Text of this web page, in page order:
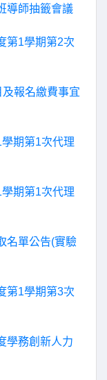
導師抽籤會議
第1學期第2次
報名繳費事宜
期第1次代理
期第1次代理
名單公告(實驗
第1學期第3次
學務創新人力